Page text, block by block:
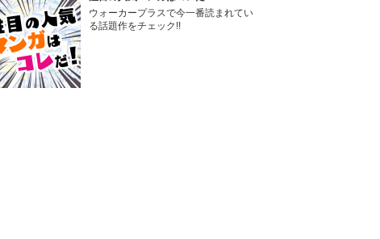
ウォーカープラスで今一番読まれてい
る話題作をチェック!!